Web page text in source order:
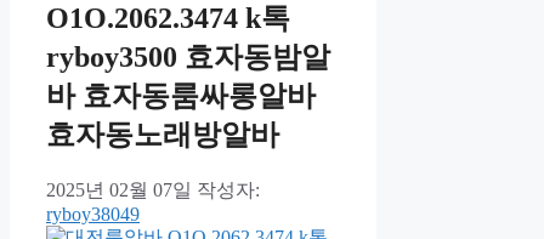
O1O.2062.3474 k톡
ryboy3500 효자동밤알
바 효자동룸싸롱알바
효자동노래방알바
2025년 02월 07일 작성자:
ryboy38049